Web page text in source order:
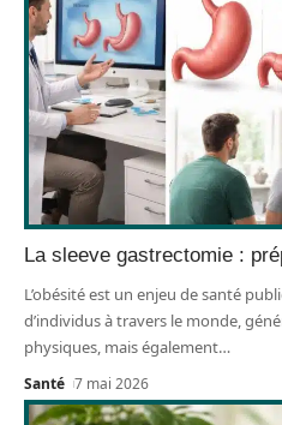
La sleeve gastrectomie :
L’obésité est un enjeu de santé
d’individus à travers le monde,
physiques, mais également…
Santé 7 mai 2026